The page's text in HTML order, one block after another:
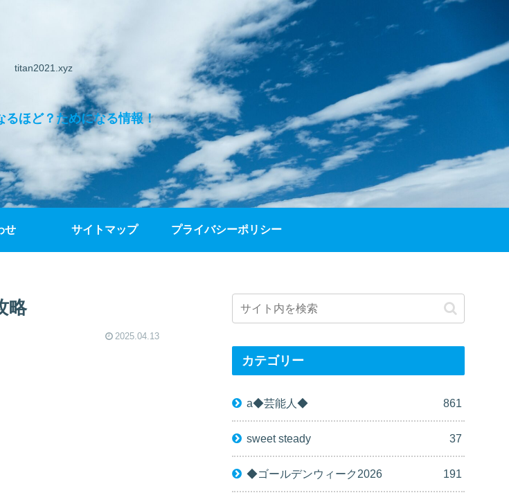
titan2021.xyz
るほど？ためになる情報！
せ サイトマップ プライバシーポリシー
略
2025.04.13
カテゴリー
a◆芸能人◆ 861
sweet steady 37
◆ゴールデンウィーク2026 191